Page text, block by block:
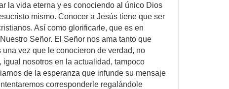
la vida eterna y es conociendo al único Dios
mismo. Conocer a Jesús tiene que ser
Así como glorificarle, que es en
Señor. El Señor nos ama tanto que
vez que le conocieron de verdad, no
nosotros en la actualidad, tampoco
de la esperanza que infunde su mensaje
corresponderle regalándole